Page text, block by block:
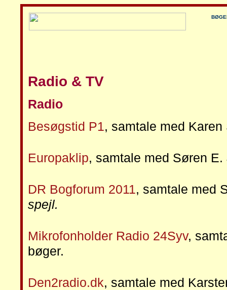
Radio & TV
Radio
Besøgstid P1, samtale med Karen
Europaklip, samtale med Søren
DR Bogforum 2011, samtale med
spejl.
Mikrofonholder Radio 24Syv,
bøger.
Den2radio.dk, samtale med